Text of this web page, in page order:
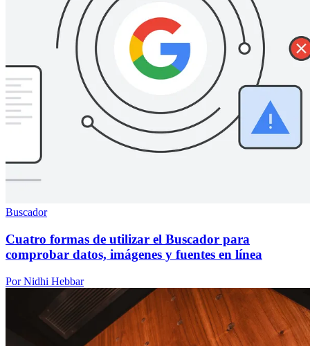
Buscador
Cuatro formas de utilizar el Buscador para
comprobar datos, imágenes y fuentes en línea
Por Nidhi Hebbar